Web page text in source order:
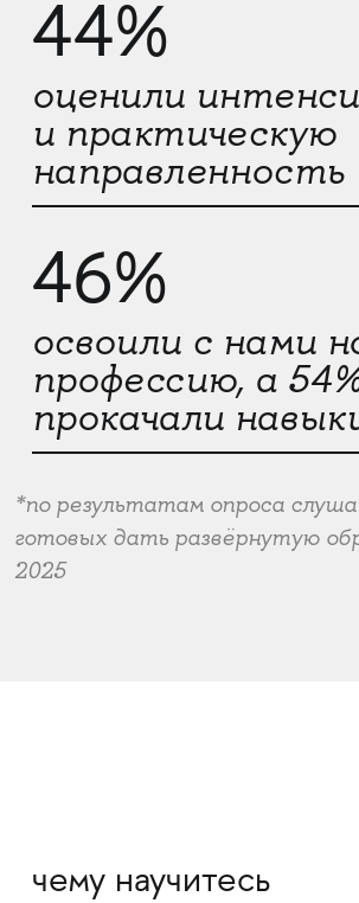
44%
оценили
и практическую
направленность
46%
освоили с нами
профессию, а
прокачали
*по результатам опроса
готовых дать развёрнутую
2025
чему научитесь